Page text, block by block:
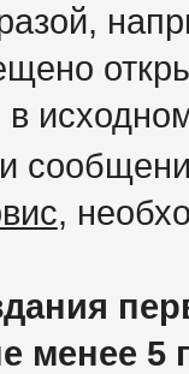
,
менее